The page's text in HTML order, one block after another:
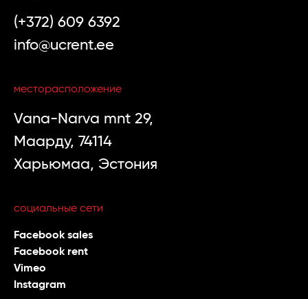
(+372) 609 6392
info@ucrent.ee
месторасположение
Vana-Narva mnt 29,
Маарду, 74114
Харьюмаа, Эстония
социальные сети
Facebook sales
Facebook rent
Vimeo
Instagram